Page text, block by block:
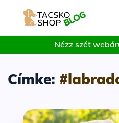
Nézz szét
Címke: